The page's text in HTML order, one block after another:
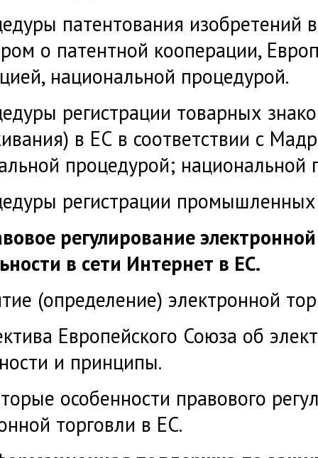
патентования изобретений
о патентной кооперации,
национальной процедурой.
регистрации товарных
в ЕС в соответствии с
процедурой; национальной
регистрации промышленных
регулирование
в сети Интернет в ЕС.
(определение) электронной
Европейского Союза об
и принципы.
особенности правового
торговли в ЕС.